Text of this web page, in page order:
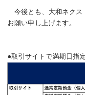
今後とも、大和ネクス
お願い申し上げます。
●取引サイトで満期日指